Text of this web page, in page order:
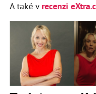
A také v recenzi